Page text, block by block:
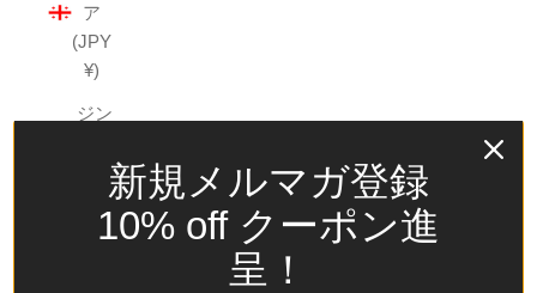
ア
(JPY
¥)
ジン
(USD新規メルマガ登録
10% off クーポン進
呈！